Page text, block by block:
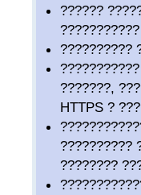
??????
???????????
??????????
???????,
HTTPS ?
??????????
????????